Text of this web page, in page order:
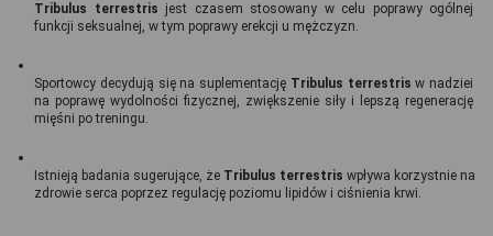
Tribulus terrestris jest czasem stosowany w celu poprawy ogólnej
funkcji seksualnej, w tym poprawy erekcji u mężczyzn.
Sportowcy decydują się na suplementację Tribulus terrestris w nadziei
na poprawę wydolności fizycznej, zwiększenie siły i lepszą regenerację
mięśni po treningu.
Istnieją badania sugerujące, że Tribulus terrestris wpływa korzystnie na
zdrowie serca poprzez regulację poziomu lipidów i ciśnienia krwi.